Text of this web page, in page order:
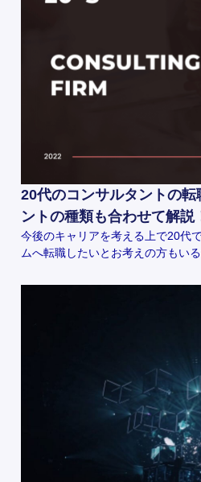
20代のコンサルタントの転
ントの種類も合わせて解説
今後のキャリアを考える上で20代
ムへ転職したいとお考えの方もい